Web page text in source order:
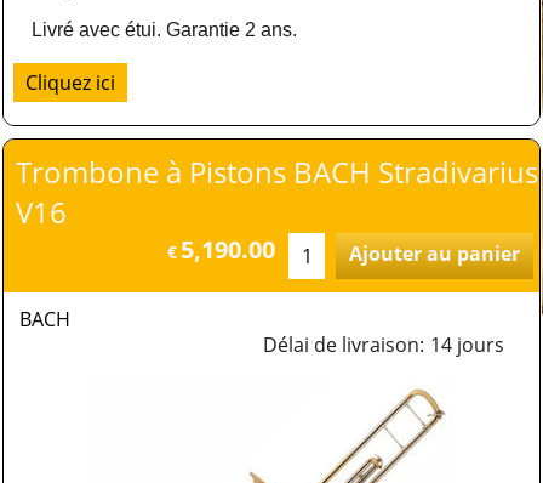
Livré avec étui. Garantie 2 ans.
Cliquez ici
Trombone à Pistons BACH Stradivarius
V16
€ 5,190.00 Ajouter au panier
BACH
Délai de livraison: 14 jours